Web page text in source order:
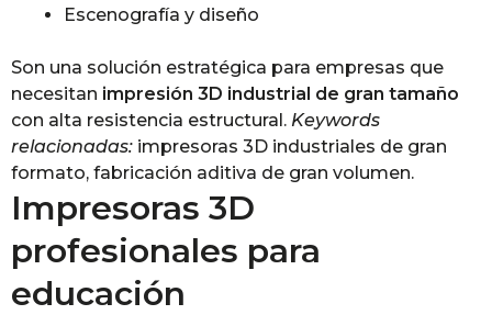
Escenografía y diseño
Son una solución estratégica para empresas que
necesitan impresión 3D industrial de gran tamaño
con alta resistencia estructural. Keywords
relacionadas: impresoras 3D industriales de gran
formato, fabricación aditiva de gran volumen.
Impresoras 3D
profesionales para
educación